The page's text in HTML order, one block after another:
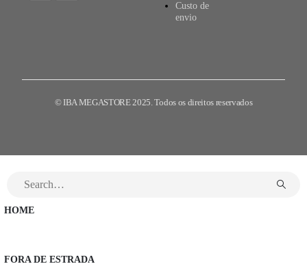
Custo de
envio
© IBA MEGASTORE 2025. Todos os direitos reservados
HOME
FORA DE ESTRADA